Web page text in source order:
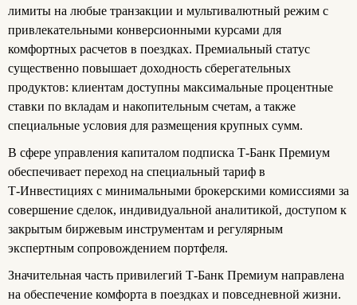
лимиты на любые транзакции и мультивалютный режим с
привлекательными конверсионными курсами для
комфортных расчетов в поездках. Премиальный статус
существенно повышает доходность сберегательных
продуктов: клиентам доступны максимальные процентные
ставки по вкладам и накопительным счетам, а также
специальные условия для размещения крупных сумм.
В сфере управления капиталом подписка Т-Банк Премиум
обеспечивает переход на специальный тариф в
Т‑Инвестициях с минимальными брокерскими комиссиями за
совершение сделок, индивидуальной аналитикой, доступом к
закрытым биржевым инструментам и регулярным
экспертным сопровождением портфеля.
Значительная часть привилегий Т-Банк Премиум направлена
на обеспечение комфорта в поездках и повседневной жизни.